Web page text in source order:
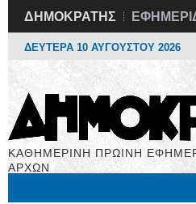
ΔΗΜΟΚΡΑΤΗΣ
ΔΕΥΤΕΡΑ 10 ΑΥΓΟΥΣΤΟΥ 2026
ΚΑΘΗΜΕΡΙΝΗ ΠΡΩΙΝΗ
ΑΡΧΩΝ